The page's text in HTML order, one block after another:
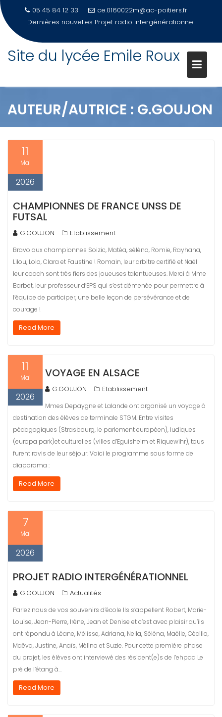
Skip
05 45 84 12 33
ce.0160022m@ac-poitiers.fr
Dernières nouvelles Projet radio intergénérationnel
Site du lycée Emile Roux
AUTEUR/AUTRICE : G.GOUJON
11
Mai
2026
CHAMPIONNES DE FRANCE UNSS DE
FUTSAL
G.GOUJON Etablissement
Bravo aux championnes Soizic, Matéa, séléna, Romie, Rayhana,
Lilou, Lola, Clara et Faustine ! Romain, leur arbitre certifié et Naël
leur coach sont très fiers des joueuses talentueuses. Merci à Mme
Barbet, leur professeur d’EPS qui s’est démenée pour permettre à
l’équipe de participer, une belle leçon de persévérance et de
courage !
Read More
11
Mai
2026
VOYAGE EN ALSACE
G.GOUJON Etablissement
Mmes Depaygne et Lalande ont organisé un voyage à
destination des élèves de terminale STGM. Entre visites
pédagogiques (Strasbourg, le parlement européen), ludiques
(europa park)et culturelles (villes d’Eguisheim et Riquewihr), tous
furent ravis de leur séjour. Voici le programme sous forme de
diaporama :
Read More
7
Mai
2026
PROJET RADIO INTERGÉNÉRATIONNEL
G.GOUJON Actualités
Parlez nous de vos souvenirs d’école Ils s’appellent Robert, Marie-
Louise, Jean-Pierre, Irène, Jean et Denise et c’est avec plaisir qu’ils
ont répondu à Léane, Mélisse, Adriana, Nella, Séléna, Maëlle, Cécilia,
Maëva, Justine, Anaïs, Mélina et Suzie. Pour cette première phase
du projet, les élèves ont interviewé des résident(e)s de l’ehpad Le
pré de l’étang à…
Read More